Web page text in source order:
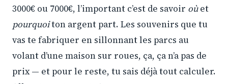
3000€ ou 7000€, l’important c’est de savoir oùet
pourquoiton argent part. Les souvenirs que tu
vas te fabriquer en sillonnant les parcs au
volant d’une maison sur roues, ça, ça n’a pas de
prix — et pour le reste, tu sais déjà tout calculer.